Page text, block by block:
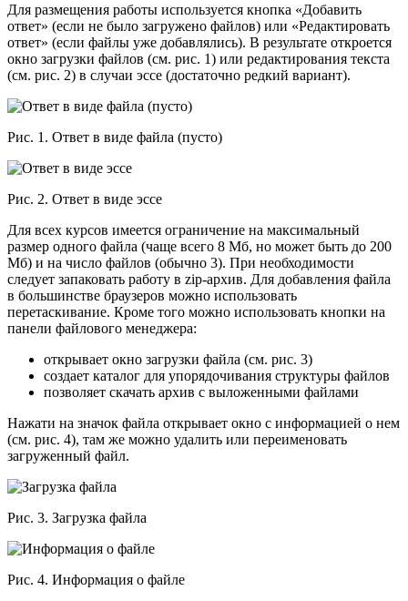
Для размещения работы используется кнопка «Добавить
ответ» (если не было загружено файлов) или «Редактировать
ответ» (если файлы уже добавлялись). В результате откроется
окно загрузки файлов (см. рис. 1) или редактирования текста
(см. рис. 2) в случаи эссе (достаточно редкий вариант).
Рис. 1. Ответ в виде файла (пусто)
Рис. 2. Ответ в виде эссе
Для всех курсов имеется ограничение на максимальный
размер одного файла (чаще всего 8 Мб, но может быть до 200
Мб) и на число файлов (обычно 3). При необходимости
следует запаковать работу в zip-архив. Для добавления файла
в большинстве браузеров можно использовать
перетаскивание. Кроме того можно использовать кнопки на
панели файлового менеджера:
открывает окно загрузки файла (см. рис. 3)
создает каталог для упорядочивания структуры файлов
позволяет скачать архив с выложенными файлами
Нажати на значок файла открывает окно с информацией о нем
(см. рис. 4), там же можно удалить или переименовать
загруженный файл.
Рис. 3. Загрузка файла
Рис. 4. Информация о файле